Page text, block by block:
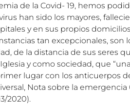
de la Covid- 19, hemos
han sido los mayores,
y en sus propios
tan excepcionales, son
de la distancia de sus seres
y como sociedad, que
lugar con los anticuerpos
Nota sobre la emergencia
2020).